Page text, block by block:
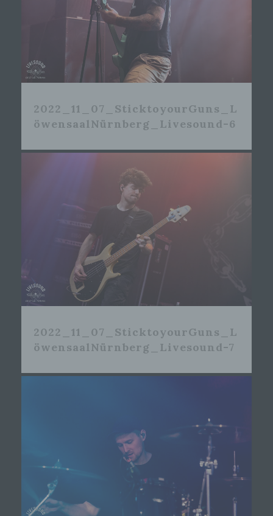
2022_11_07_SticktoyourGuns_L
öwensaalNürnberg_Livesound-6
2022_11_07_SticktoyourGuns_L
öwensaalNürnberg_Livesound-7